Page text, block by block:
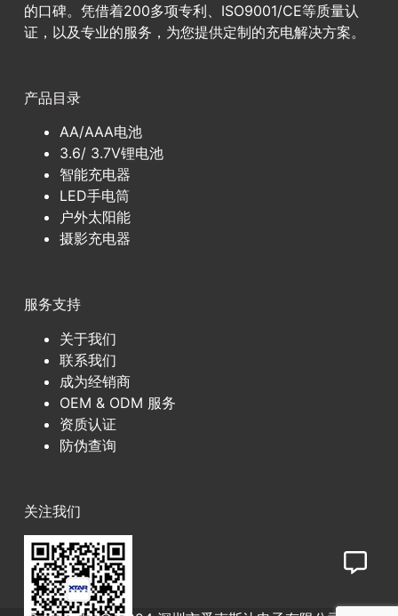
的口碑。凭借着200多项专利、ISO9001/CE等质量认
证，以及专业的服务，为您提供定制的充电解决方案。
产品目录
AA/AAA电池
3.6/ 3.7V锂电池
智能充电器
LED手电筒
户外太阳能
摄影充电器
服务支持
关于我们
联系我们
成为经销商
OEM & ODM 服务
资质认证
防伪查询
关注我们